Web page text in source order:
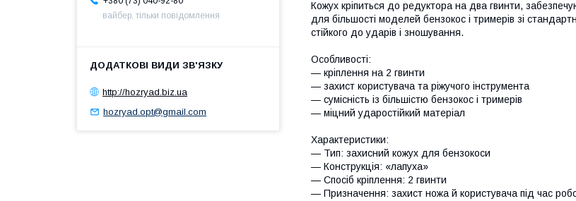
Кожух кріпиться до редуктора на два гвинти,
для більшості моделей бензокос і тримерів зі
стійкого до ударів і зношування.
Особливості:
— кріплення на 2 гвинти
— захист користувача та ріжучого інструмента
— сумісність із більшістю бензокос і тримерів
— міцний ударостійкий матеріал
Характеристики:
— Тип: захисний кожух для бензокоси
— Конструкція: «лапуха»
— Спосіб кріплення: 2 гвинти
— Призначення: захист ножа й користувача під час
вайбер, тільки повідомлення
http://hozryad.biz.ua
hozryad.opt@gmail.com